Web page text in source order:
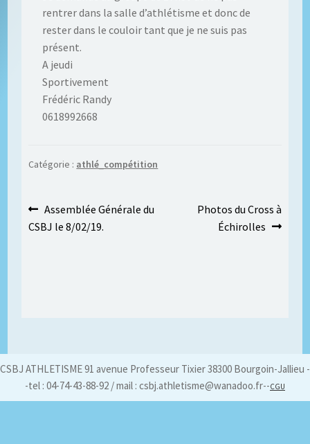
rentrer dans la salle d’athlétisme et donc de
rester dans le couloir tant que je ne suis pas
présent.
A jeudi
Sportivement
Frédéric Randy
0618992668
Catégorie : athlé_compétition
Navigation
de
Article
précédent :
Assemblée Générale du
CSBJ le 8/02/19.
Article
suivant :
Photos du Cross à
Échirolles
CSBJ ATHLETISME 91 avenue Professeur Tixier 38300 Bourgoin-Jallieu -
-tel : 04-74-43-88-92 / mail : csbj.athletisme@wanadoo.fr--CGU